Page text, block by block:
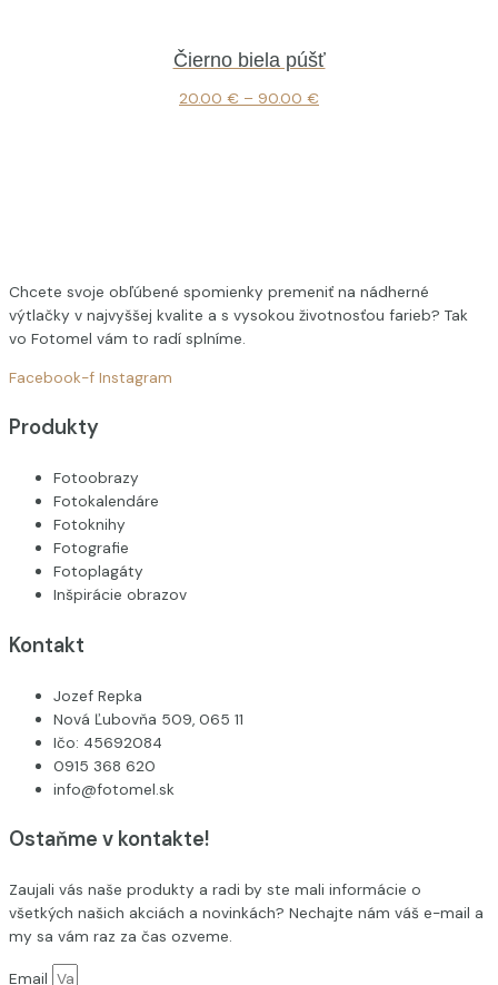
Čierno biela púšť
20.00 € – 90.00 €
Chcete svoje obľúbené spomienky premeniť na nádherné
výtlačky v najvyššej kvalite a s vysokou životnosťou farieb? Tak
vo Fotomel vám to radí splníme.
Facebook-f Instagram
Produkty
Fotoobrazy
Fotokalendáre
Fotoknihy
Fotografie
Fotoplagáty
Inšpirácie obrazov
Kontakt
Jozef Repka
Nová Ľubovňa 509, 065 11
Ičo: 45692084
0915 368 620
info@fotomel.sk
Ostaňme v kontakte!
Zaujali vás naše produkty a radi by ste mali informácie o
všetkých našich akciách a novinkách? Nechajte nám váš e-mail a
my sa vám raz za čas ozveme.
Email